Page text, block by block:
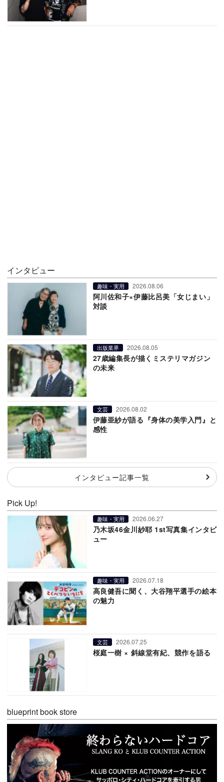
インタビュー
趣味・実用 2026.08.06
阿川佐和子×伊藤比呂美「女じまい」
対談
出版業界 2026.08.05
27歳編集長が描くミステリマガジン
の未来
文芸 2026.08.02
伊藤亜紗が語る『身体の美学入門』と
感性
インタビュー記事一覧
Pick Up!
趣味・実用 2026.06.27
乃木坂46金川紗耶 1st写真集インタビ
ュー
趣味・実用 2026.07.18
高良健吾に聞く、大谷翔平選手の絵本
の魅力
文芸 2026.07.25
桜庭一樹 × 斜線堂有紀、競作を語る
blueprint book store